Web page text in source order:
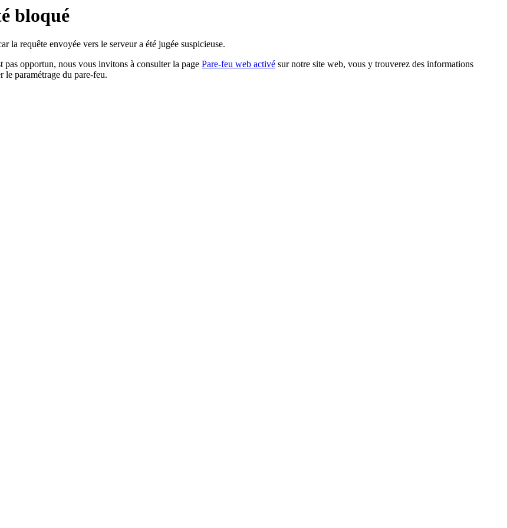
bloqué
la requête envoyée vers le serveur a été jugée suspicieuse.
pas opportun, nous vous invitons à consulter la page Pare-feu web activé sur notre site web, vous y trouverez des informations
le paramétrage du pare-feu.